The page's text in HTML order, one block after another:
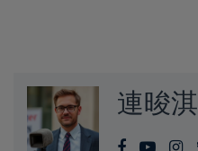
連晙淇